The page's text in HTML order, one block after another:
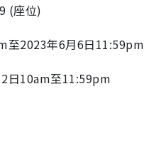
(座位)
至2023年6月6日11:59pm⁠
日10am至11:59pm⁠